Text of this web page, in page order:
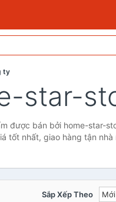
ty
star-
được bán bởi home-star-
tốt nhất, giao hàng tận nhà
Sắp Xếp Theo